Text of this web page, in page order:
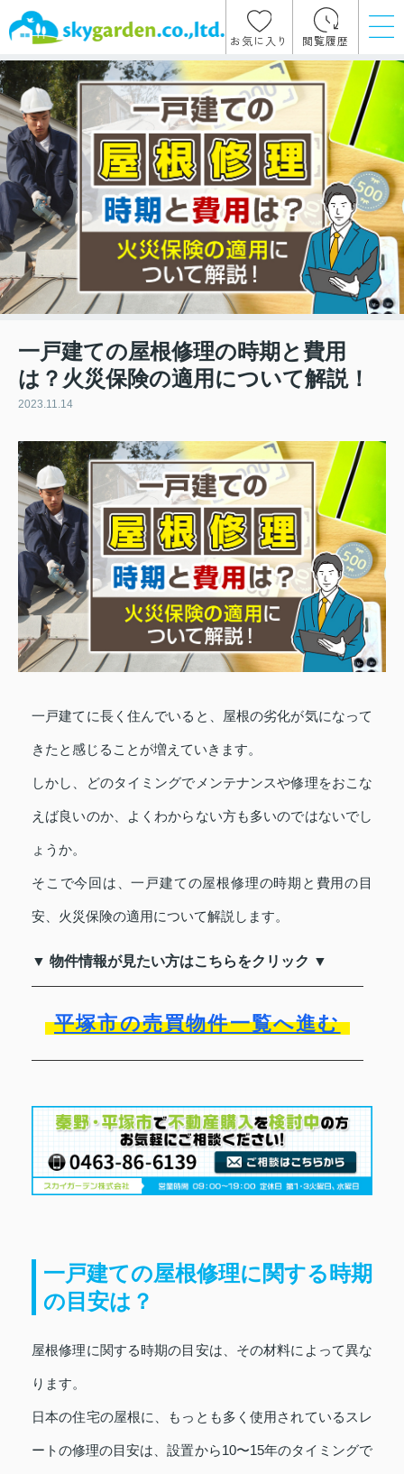
お気に入り 閲覧履歴
一戸建ての屋根修理の時期と費用
は？火災保険の適用について解説！
2023.11.14
一戸建てに長く住んでいると、屋根の劣化が気になって
きたと感じることが増えていきます。
しかし、どのタイミングでメンテナンスや修理をおこな
えば良いのか、よくわからない方も多いのではないでし
ょうか。
そこで今回は、一戸建ての屋根修理の時期と費用の目
安、火災保険の適用について解説します。
▼ 物件情報が見たい方はこちらをクリック ▼
平塚市の売買物件一覧へ進む
一戸建ての屋根修理に関する時期
の目安は？
屋根修理に関する時期の目安は、その材料によって異な
ります。
日本の住宅の屋根に、もっとも多く使用されているスレ
ートの修理の目安は、設置から10〜15年のタイミングで